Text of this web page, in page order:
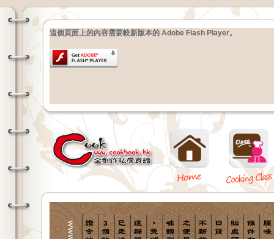
這個頁面上的內容需要較新版本的 Adobe Flash Player。